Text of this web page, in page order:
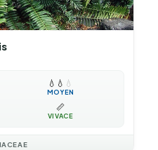
💧 💧 💧
MOYEN
📏
VIVACE